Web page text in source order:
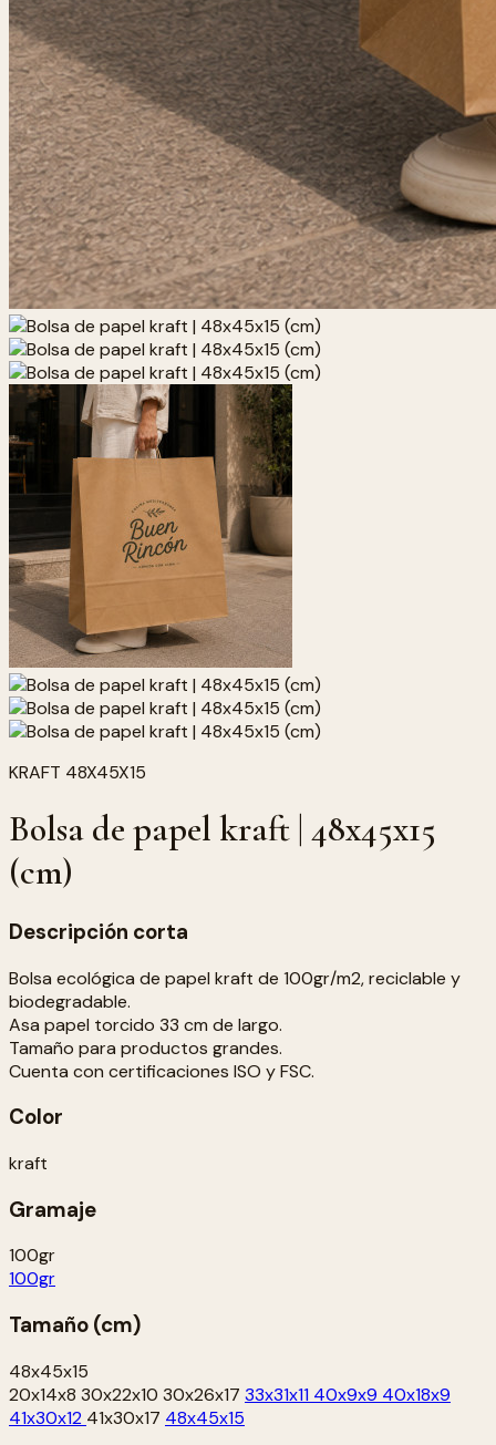
KRAFT 48X45X15
Bolsa de papel kraft | 48x45x15
(cm)
Descripción corta
Bolsa ecológica de papel kraft de 100gr/m2, reciclable y
biodegradable.
Asa papel torcido 33 cm de largo.
Tamaño para productos grandes.
Cuenta con certificaciones ISO y FSC.
Color
kraft
Gramaje
100gr
100gr
Tamaño (cm)
48x45x15
20x14x8 30x22x10 30x26x17 33x31x11 40x9x9 40x18x9
41x30x12 41x30x17 48x45x15